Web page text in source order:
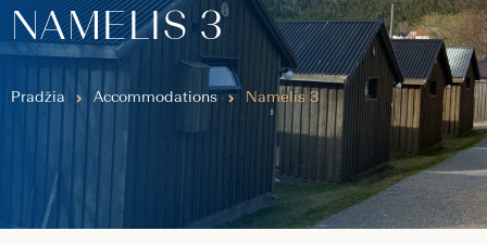
NAMELIS 3
Pradžia Accommodations Namelis 3